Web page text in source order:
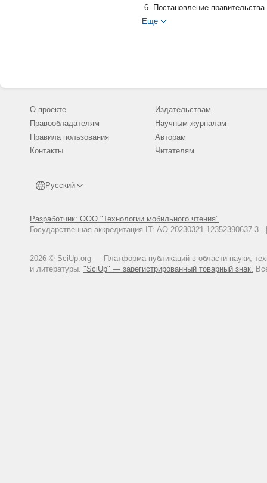
Постановление
авиационной
[Электронный ресурс]. - URL:
ОДК реализует программу
[Электронный ресурс]. - URL:
dvigatelyam
Еще
О проекте
Правообладателям
Правила пользования
Контакты
Русский
Разработчик: ООО "Технологии мобильного чтения"
Государственная аккредитация IT: АО-20230321-
2026 © SciUp.org — Платформа публикаций в области науки,
и литературы. "SciUp" — зарегистрированный товарный знак.
Издательствам
Научным журналам
Авторам
Читателям